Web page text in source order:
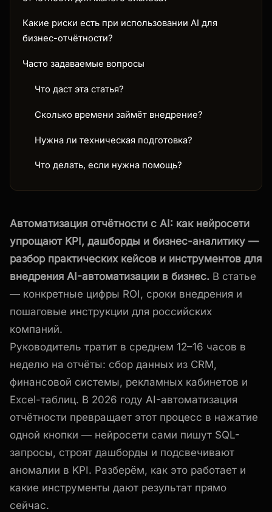
Какие риски есть при использовании AI для
бизнес-отчётности?
Часто задаваемые вопросы
Что даст эта статья?
Сколько времени займёт внедрение?
Нужна ли техническая подготовка?
Что делать, если нужна помощь?
Автоматизация отчётности с AI: как нейросети
упрощают KPI, дашборды и бизнес-аналитику —
разбор практических кейсов и инструментов для
внедрения AI-автоматизации в бизнес. В статье
— конкретные цифры ROI, сроки внедрения и
пошаговые инструкции для российских
компаний.
Руководитель тратит в среднем 12–16 часов в
неделю на отчёты: сбор данных из CRM,
финансовой системы, рекламных кабинетов и
Excel-таблиц. В 2026 году AI-автоматизация
отчётности превращает этот процесс в нажатие
одной кнопки — нейросети сами пишут SQL-
запросы, строят дашборды и подсвечивают
аномалии в KPI. Разберём, как это работает и
какие инструменты дают результат прямо
сейчас.